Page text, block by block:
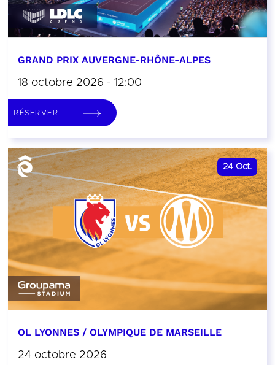
GRAND PRIX AUVERGNE-RHÔNE-ALPES
18 octobre 2026 - 12:00
RÉSERVER
24 Oct.
OL LYONNES / OLYMPIQUE DE MARSEILLE
24 octobre 2026